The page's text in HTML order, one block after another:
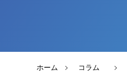
ホーム コラム